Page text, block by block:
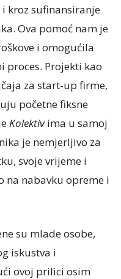
kroz sufinansiranje
Ova pomoć nam je
i omogućila
proces. Projekti kao
za start-up firme,
početne fiksne
Kolektivima u samoj
je nemjerljivo za
svoje vrijeme i
na nabavku opreme i
su mlade osobe,
iskustva i
ovoj prilici osim